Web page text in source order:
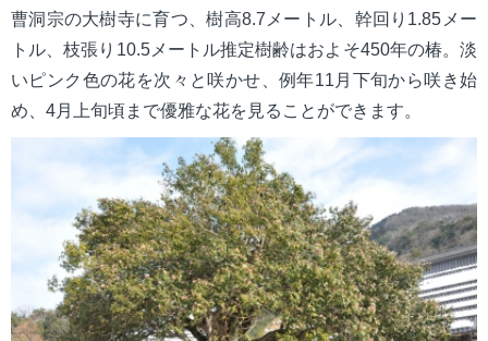
language English
mail_outline お問い合わせ
search
曹洞宗の大樹寺に育つ、樹高8.7メートル、幹回り1.85メー
トル、枝張り10.5メートル推定樹齢はおよそ450年の椿。淡
いピンク色の花を次々と咲かせ、例年11月下旬から咲き始
め、4月上旬頃まで優雅な花を見ることができます。